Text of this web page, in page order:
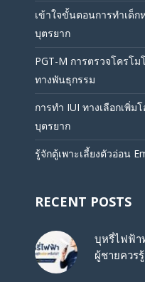
เข้าใจขั้นตอนการทำเด็ก
บุตรยาก
PGT-M การตรวจโครโ
ทางพันธุกรรม
การทำ IUI ทางเลือกเพิ่
บุตรยาก
รู้จักตู้เพาะเลี้ยงตัวอ่อน
RECENT POSTS
บุหรี่ไฟฟ้า
ผู้ชายควร